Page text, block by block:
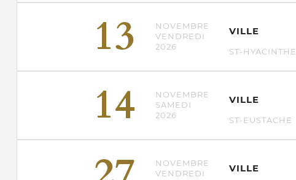
13
NOVEMBRE
VENDREDI
2026
VILLE
ST-HYACINTHE
14
NOVEMBRE
SAMEDI
2026
VILLE
ST-EUSTACHE
NOVEMBRE
VENDREDI
VILLE